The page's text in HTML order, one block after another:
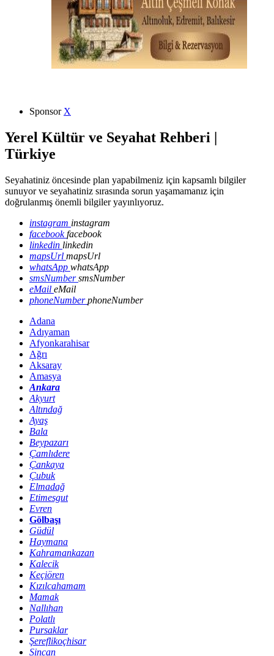
Sponsor X
Yerel Kültür ve Seyahat Rehberi |
Türkiye
Seyahatiniz öncesinde plan yapabilmeniz için kapsamlı bilgiler
sunuyor ve seyahatiniz sırasında sorun yaşamamanız için
doğrulanmış önemli bilgiler yayınlıyoruz.
instagram instagram
facebookfacebook
linkedin linkedin
mapsUrl mapsUrl
whatsApp whatsApp
smsNumbersmsNumber
eMail eMail
phoneNumberphoneNumber
Adana
Adıyaman
Afyonkarahisar
Ağrı
Aksaray
Amasya
Ankara
Akyurt
Altındağ
Ayaş
Bala
Beypazarı
Çamlıdere
Çankaya
Çubuk
Elmadağ
Etimesgut
Evren
Gölbaşı
Güdül
Haymana
Kahramankazan
Kalecik
Keçiören
Kızılcahamam
Mamak
Nallıhan
Polatlı
Pursaklar
Şereflikoçhisar
Sincan